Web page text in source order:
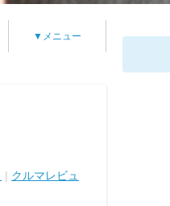
▼メニュー
| クルマレビュ